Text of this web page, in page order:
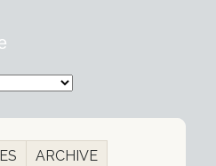
ARCHIVE